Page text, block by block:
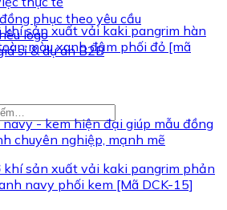
phục theo yêu cầu
logo
sỉ & dự án B2B
sản xuất vải kaki pangrim hàn
màu xanh đậm phối đỏ [mã
sản xuất vải kaki pangrim phản
navy phối kem [Mã DCK-15]